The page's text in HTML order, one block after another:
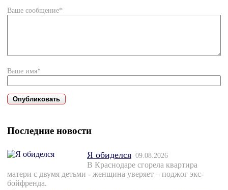
Ваше сообщение*
Ваше имя*
Последние новости
Я обиделся 09.08.2026
В Краснодаре сгорела квартира
матери с двумя детьми - женщина уверяет – поджог экс-
бойфренда.